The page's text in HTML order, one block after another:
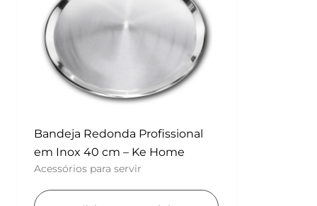
Bandeja Redonda Profissional
em Inox 40 cm – Ke Home
Acessórios para servir